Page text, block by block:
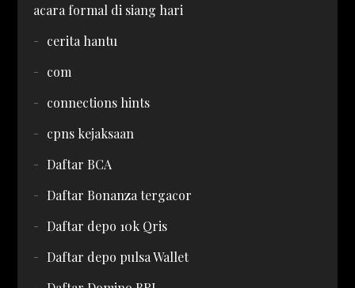
acara formal di siang hari
cerita hantu
com
connections hints
cpns kejaksaan
Daftar BCA
Daftar Bonanza tergacor
Daftar depo 10k Qris
Daftar depo pulsa Wallet